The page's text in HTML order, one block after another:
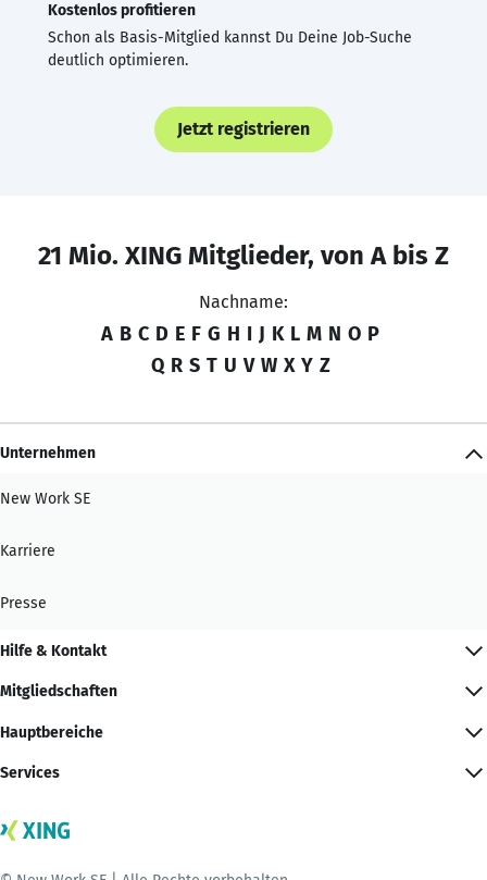
Kostenlos profitieren
Schon als Basis-Mitglied kannst Du Deine Job-Suche
deutlich optimieren.
Jetzt registrieren
21 Mio. XING Mitglieder, von A bis Z
Nachname:
A B C D E F G H I J K L M N O P
Q R S T U V W X Y Z
Unternehmen
New Work SE
Karriere
Presse
Hilfe & Kontakt
Mitgliedschaften
Hauptbereiche
Services